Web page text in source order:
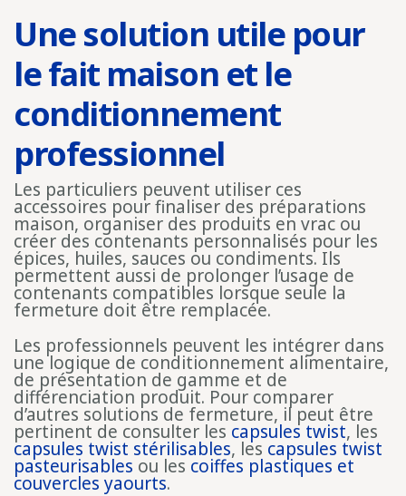
Une solution utile pour
le fait maison et le
conditionnement
professionnel
Les particuliers peuvent utiliser ces
accessoires pour finaliser des préparations
maison, organiser des produits en vrac ou
créer des contenants personnalisés pour les
épices, huiles, sauces ou condiments. Ils
permettent aussi de prolonger l’usage de
contenants compatibles lorsque seule la
fermeture doit être remplacée.
Les professionnels peuvent les intégrer dans
une logique de conditionnement alimentaire,
de présentation de gamme et de
différenciation produit. Pour comparer
d’autres solutions de fermeture, il peut être
pertinent de consulter les capsules twist, les
capsules twist stérilisables, les capsules twist
pasteurisables ou les coiffes plastiques et
couvercles yaourts.